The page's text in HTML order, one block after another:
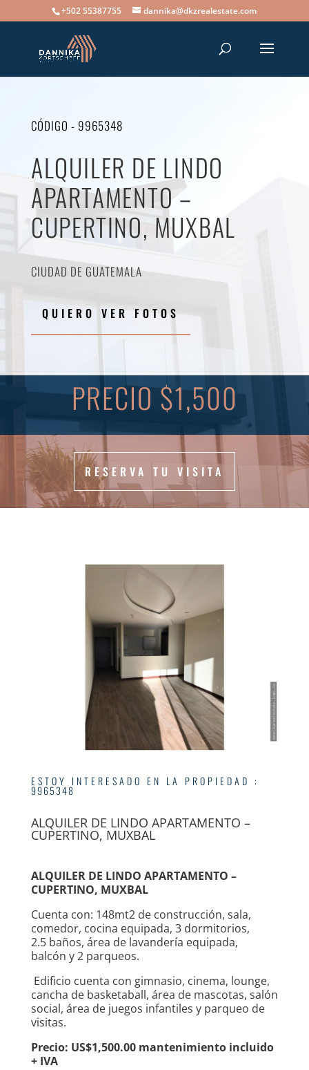
+502 55387755 dannika@dkzrealestate.com
CÓDIGO - 9965348
ALQUILER DE LINDO
APARTAMENTO –
CUPERTINO, MUXBAL
CIUDAD DE GUATEMALA
QUIERO VER FOTOS
PRECIO $1,500
RESERVA TU VISITA
ESTOY INTERESADO EN LA PROPIEDAD :
9965348
ALQUILER DE LINDO APARTAMENTO –
CUPERTINO, MUXBAL
ALQUILER DE LINDO APARTAMENTO –
CUPERTINO, MUXBAL
Cuenta con: 148mt2 de construcción, sala,
comedor, cocina equipada, 3 dormitorios,
2.5 baños, área de lavandería equipada,
balcón y 2 parqueos.
Edificio cuenta con gimnasio, cinema, lounge,
cancha de basketaball, área de mascotas, salón
social, área de juegos infantiles y parqueo de
visitas.
Precio: US$1,500.00 mantenimiento incluido
+ IVA